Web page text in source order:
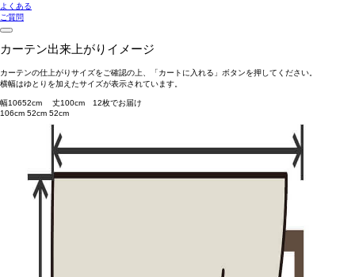
よくある
ご質問
カーテン出来上がりイメージ
カーテンの仕上がりサイズをご確認の上、「カートに入れる」ボタンを押してください。
横幅はゆとりを加えたサイズが表示されています。
幅10652cm 丈100cm 12枚でお届け
106cm 52cm 52cm